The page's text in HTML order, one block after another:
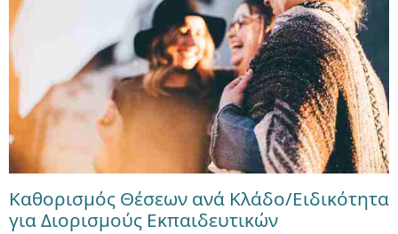
Καθορισμός Θέσεων ανά Κλάδο/Ειδικότητα
για Διορισμούς Εκπαιδευτικών